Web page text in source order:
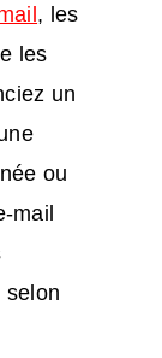
, les
les
un
ou
mail
selon